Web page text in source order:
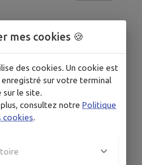
Randonnée
mes cookies 🍪
des cookies. Un cookie est
sur votre terminal
sur le site.
consultez notre Politique
cookies.